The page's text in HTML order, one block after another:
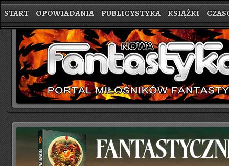
START OPOWIADANIA PUBLICYSTYKA KSIĄŻKI
}